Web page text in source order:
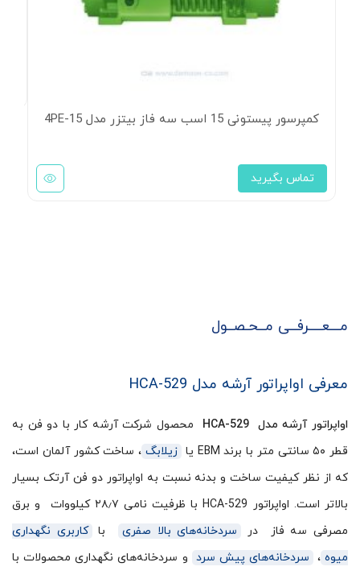
کمپرسور پیستونی 15 اسب سه فاز بیتزر مدل 4PE-15
تماس بگیرید
مـــعــــرفــی مــحـصــول
معرفی اواپراتور آرشه مدل HCA-529
اواپراتور آرشه مدل HCA-529
محصول شرکت آرشه کار با دو فن به
قطر ۵۰ سانتی متر با برند EBM یا
زیلابگ ، ساخت کشور آلمان است،
که از نظر کیفیت ساخت و بدنه نسبت به اواپراتور دو فن آرتک بسیار
بالاتر است. اواپراتور HCA-529 با ظرفیت نامی ۲۸٫۷ کیلووات و برق
مصرفی سه فاز در
سردخانه‌های بالا صفری با
کاربری نگهداری
میوه ، سردخانه‌های پیش سرد و سردخانه‌های نگهداری محصولات با